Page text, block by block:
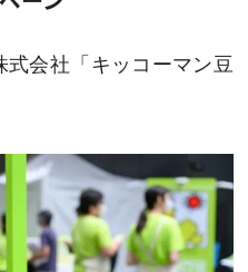
式会社「キッコーマン豆